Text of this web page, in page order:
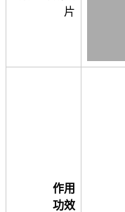
片
作用
功效